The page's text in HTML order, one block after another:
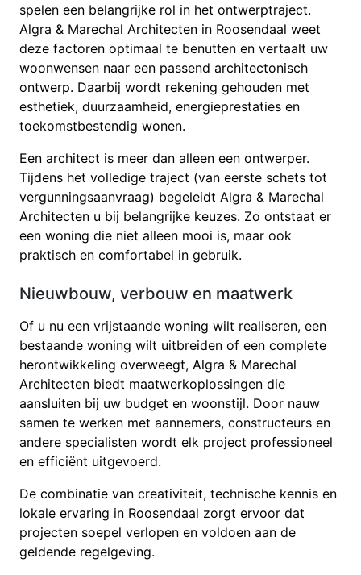
spelen een belangrijke rol in het ontwerptraject.
Algra & Marechal Architecten in Roosendaal weet
deze factoren optimaal te benutten en vertaalt uw
woonwensen naar een passend architectonisch
ontwerp. Daarbij wordt rekening gehouden met
esthetiek, duurzaamheid, energieprestaties en
toekomstbestendig wonen.
Een architect is meer dan alleen een ontwerper.
Tijdens het volledige traject (van eerste schets tot
vergunningsaanvraag) begeleidt Algra & Marechal
Architecten u bij belangrijke keuzes. Zo ontstaat er
een woning die niet alleen mooi is, maar ook
praktisch en comfortabel in gebruik.
Nieuwbouw, verbouw en maatwerk
Of u nu een vrijstaande woning wilt realiseren, een
bestaande woning wilt uitbreiden of een complete
herontwikkeling overweegt, Algra & Marechal
Architecten biedt maatwerkoplossingen die
aansluiten bij uw budget en woonstijl. Door nauw
samen te werken met aannemers, constructeurs en
andere specialisten wordt elk project professioneel
en efficiënt uitgevoerd.
De combinatie van creativiteit, technische kennis en
lokale ervaring in Roosendaal zorgt ervoor dat
projecten soepel verlopen en voldoen aan de
geldende regelgeving.